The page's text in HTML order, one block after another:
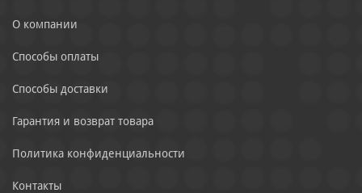
О компании
Способы оплаты
Способы доставки
Гарантия и возврат товара
Политика конфиденциальности
Контакты